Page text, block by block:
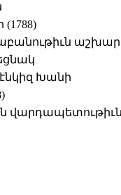
Խանի
վարդապետութիւն